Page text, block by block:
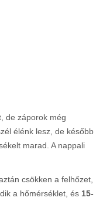
de záporok még
élénk lesz, de később
marad. A nappali
csökken a felhőzet,
a hőmérséklet, és 15-